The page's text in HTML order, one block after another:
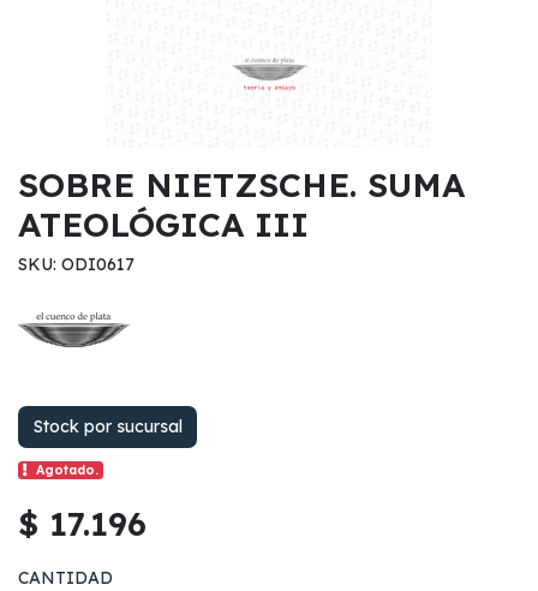
SOBRE NIETZSCHE. SUMA
ATEOLÓGICA III
SKU: ODI0617
Stock por sucursal
Agotado.
$ 17.196
CANTIDAD